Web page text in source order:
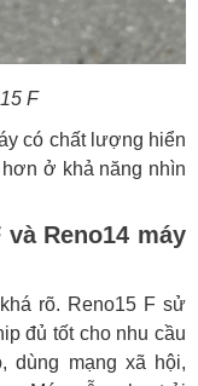
F
có chất lượng hiển
ở khả năng nhìn
Reno14 máy
rõ. Reno15 F sử
đủ tốt cho nhu cầu
dùng mạng xã hội,